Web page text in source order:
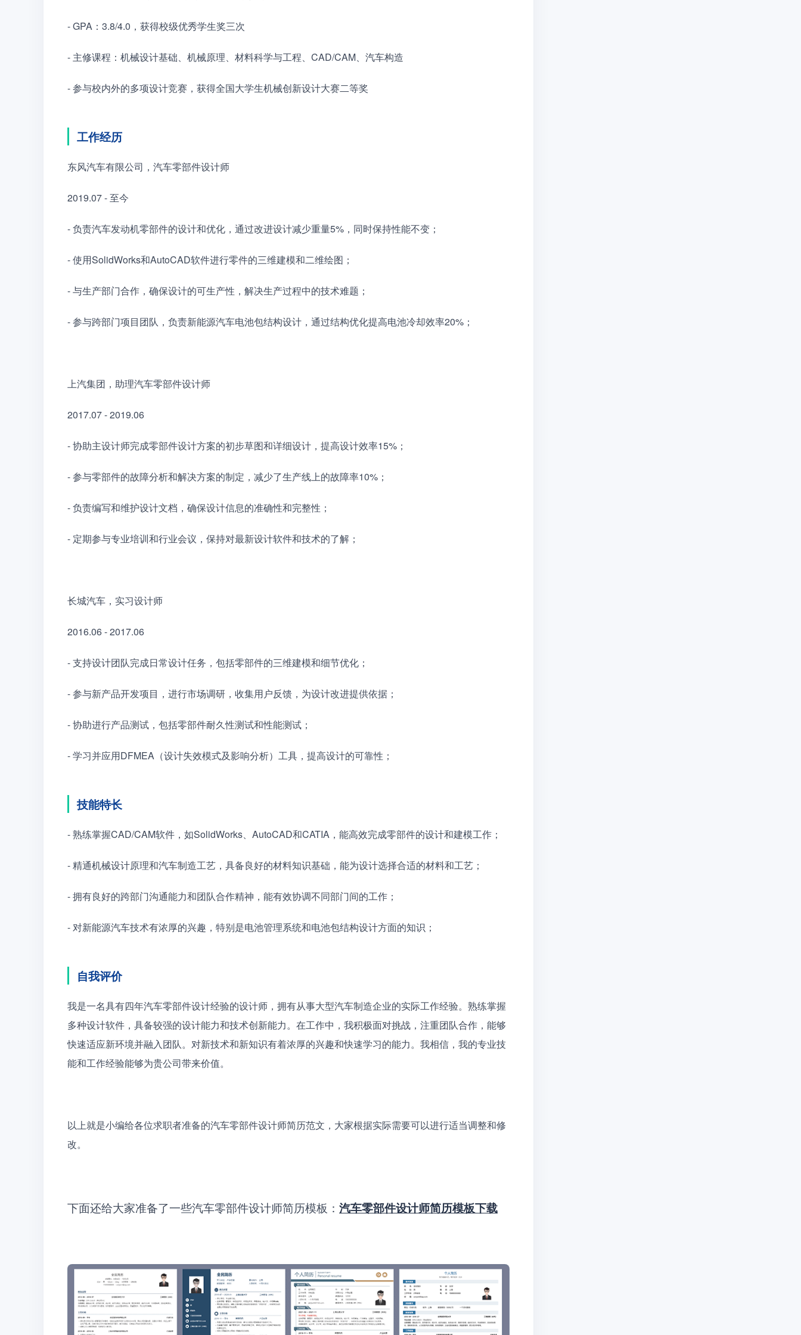
- GPA：3.8/4.0，获得校级优秀学生奖三次
- 主修课程：机械设计基础、机械原理、材料科学与工程、CAD/CAM、汽车构造
- 参与校内外的多项设计竞赛，获得全国大学生机械创新设计大赛二等奖
工作经历
东风汽车有限公司，汽车零部件设计师
2019.07 - 至今
- 负责汽车发动机零部件的设计和优化，通过改进设计减少重量5%，同时保持性能不变；
- 使用SolidWorks和AutoCAD软件进行零件的三维建模和二维绘图；
- 与生产部门合作，确保设计的可生产性，解决生产过程中的技术难题；
- 参与跨部门项目团队，负责新能源汽车电池包结构设计，通过结构优化提高电池冷却效率20%；
上汽集团，助理汽车零部件设计师
2017.07 - 2019.06
- 协助主设计师完成零部件设计方案的初步草图和详细设计，提高设计效率15%；
- 参与零部件的故障分析和解决方案的制定，减少了生产线上的故障率10%；
- 负责编写和维护设计文档，确保设计信息的准确性和完整性；
- 定期参与专业培训和行业会议，保持对最新设计软件和技术的了解；
长城汽车，实习设计师
2016.06 - 2017.06
- 支持设计团队完成日常设计任务，包括零部件的三维建模和细节优化；
- 参与新产品开发项目，进行市场调研，收集用户反馈，为设计改进提供依据；
- 协助进行产品测试，包括零部件耐久性测试和性能测试；
- 学习并应用DFMEA（设计失效模式及影响分析）工具，提高设计的可靠性；
技能特长
- 熟练掌握CAD/CAM软件，如SolidWorks、AutoCAD和CATIA，能高效完成零部件的设计和建模工作；
- 精通机械设计原理和汽车制造工艺，具备良好的材料知识基础，能为设计选择合适的材料和工艺；
- 拥有良好的跨部门沟通能力和团队合作精神，能有效协调不同部门间的工作；
- 对新能源汽车技术有浓厚的兴趣，特别是电池管理系统和电池包结构设计方面的知识；
自我评价
我是一名具有四年汽车零部件设计经验的设计师，拥有从事大型汽车制造企业的实际工作经验。熟练掌握
多种设计软件，具备较强的设计能力和技术创新能力。在工作中，我积极面对挑战，注重团队合作，能够
快速适应新环境并融入团队。对新技术和新知识有着浓厚的兴趣和快速学习的能力。我相信，我的专业技
能和工作经验能够为贵公司带来价值。
以上就是小编给各位求职者准备的汽车零部件设计师简历范文，大家根据实际需要可以进行适当调整和修
改。
下面还给大家准备了一些汽车零部件设计师简历模板： 汽车零部件设计师简历模板下载